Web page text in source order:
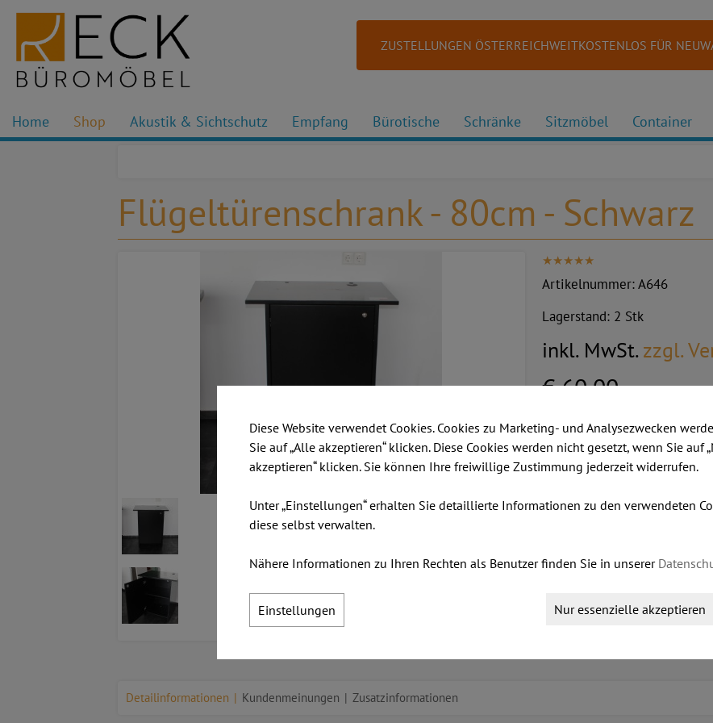
ZUSTELLUNGEN ÖSTERREICHWEITKOSTENLOS FÜR
Home Shop Akustik & Sichtschutz Empfang Bürotische Schränke Sitzmöbel Container
Flügeltürenschrank - 80cm - Schwarz
Artikelnummer:A646
Lagerstand: 2 Stk
inkl. MwSt.zzgl.
€ 60,00
Dieser Artikel ist lagernd.
Stk:
Detailinformationen Kundenmeinungen Zusatzinformationen
Diese Website verwendet Cookies. Cookies zu Marketing- und Analysezwecken
Sie auf „Alle akzeptieren“ klicken. Diese Cookies werden nicht gesetzt, wenn Sie auf
akzeptieren“ klicken. Sie können Ihre freiwillige Zustimmung jederzeit widerrufen.
Unter „Einstellungen“ erhalten Sie detaillierte Informationen zu den verwendeten
diese selbst verwalten.
Nähere Informationen zu Ihren Rechten als Benutzer finden Sie in unserer
Nur essenzielle akzeptieren
Einstellungen